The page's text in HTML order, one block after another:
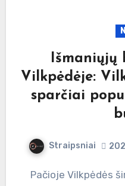
Išmaniųjų
Vilkpėdėje:
sparčiai
Straipsniai
Pačioje Vilkpėdės širdyje vyksta permainos,